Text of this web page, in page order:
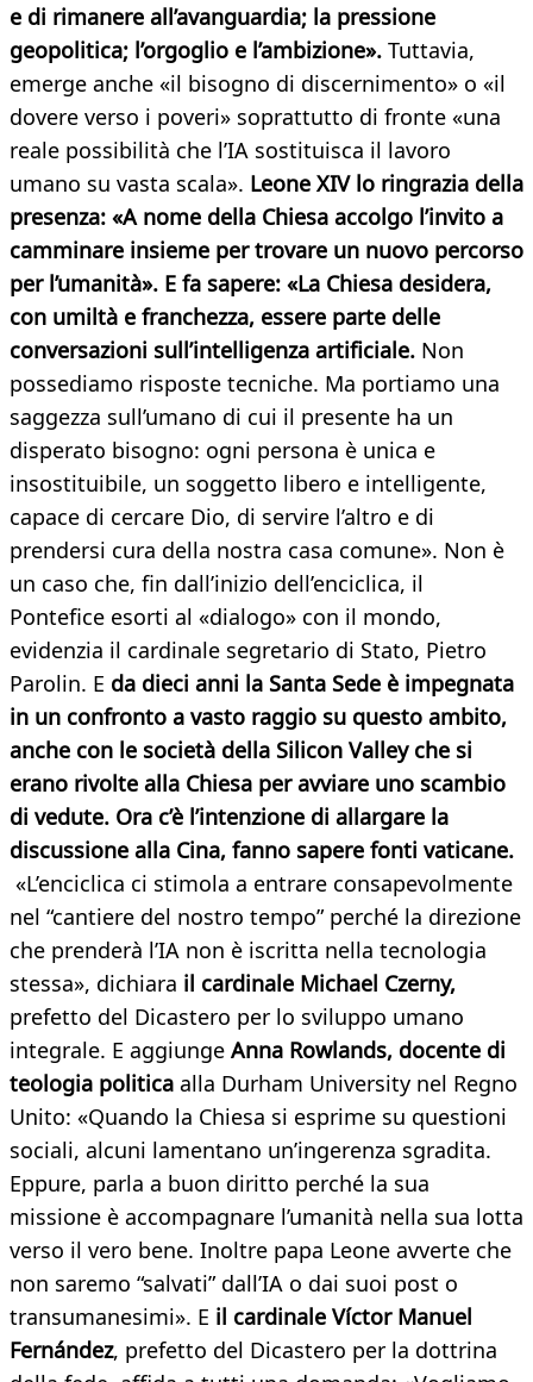
e di rimanere all’avanguardia; la pressione
geopolitica; l’orgoglio e l’ambizione». Tuttavia,
emerge anche «il bisogno di discernimento» o «il
dovere verso i poveri» soprattutto di fronte «una
reale possibilità che l’IA sostituisca il lavoro
umano su vasta scala». Leone XIV lo ringrazia della
presenza: «A nome della Chiesa accolgo l’invito a
camminare insieme per trovare un nuovo percorso
per l’umanità». E fa sapere: «La Chiesa desidera,
con umiltà e franchezza, essere parte delle
conversazioni sull’intelligenza artificiale. Non
possediamo risposte tecniche. Ma portiamo una
saggezza sull’umano di cui il presente ha un
disperato bisogno: ogni persona è unica e
insostituibile, un soggetto libero e intelligente,
capace di cercare Dio, di servire l’altro e di
prendersi cura della nostra casa comune». Non è
un caso che, fin dall’inizio dell’enciclica, il
Pontefice esorti al «dialogo» con il mondo,
evidenzia il cardinale segretario di Stato, Pietro
Parolin. E da dieci anni la Santa Sede è impegnata
in un confronto a vasto raggio su questo ambito,
anche con le società della Silicon Valley che si
erano rivolte alla Chiesa per avviare uno scambio
di vedute. Ora c’è l’intenzione di allargare la
discussione alla Cina, fanno sapere fonti vaticane.
«L’enciclica ci stimola a entrare consapevolmente
nel “cantiere del nostro tempo” perché la direzione
che prenderà l’IA non è iscritta nella tecnologia
stessa», dichiara il cardinale Michael Czerny,
prefetto del Dicastero per lo sviluppo umano
integrale. E aggiunge Anna Rowlands, docente di
teologia politica alla Durham University nel Regno
Unito: «Quando la Chiesa si esprime su questioni
sociali, alcuni lamentano un’ingerenza sgradita.
Eppure, parla a buon diritto perché la sua
missione è accompagnare l’umanità nella sua lotta
verso il vero bene. Inoltre papa Leone avverte che
non saremo “salvati” dall’IA o dai suoi post o
transumanesimi». E il cardinale Víctor Manuel
Fernández, prefetto del Dicastero per la dottrina